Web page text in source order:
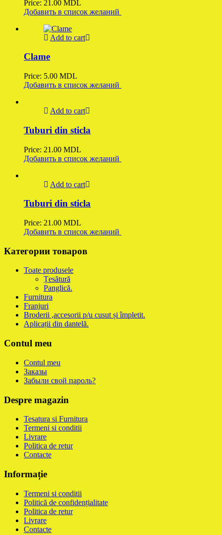
Price: 21.00 MDL
Добавить в список желаний
Add to cart
Clame
Price: 5.00 MDL
Добавить в список желаний
Add to cart
Tuburi din sticla
Price: 21.00 MDL
Добавить в список желаний
Add to cart
Tuburi din sticla
Price: 21.00 MDL
Добавить в список желаний
Категории товаров
Toate produsele
Țesătură
Panglică.
Furnitura
Franjuri
Broderii ,accesorii p/u cusut și împletit.
Aplicații din dantelă.
Contul meu
Contul meu
Заказы
Забыли свой пароль?
Despre magazin
Tesatura si Furnitura
Termeni si conditii
Livrare
Politica de retur
Contacte
Informație
Termeni si conditii
Politică de confidențialitate
Politica de retur
Livrare
Contacte